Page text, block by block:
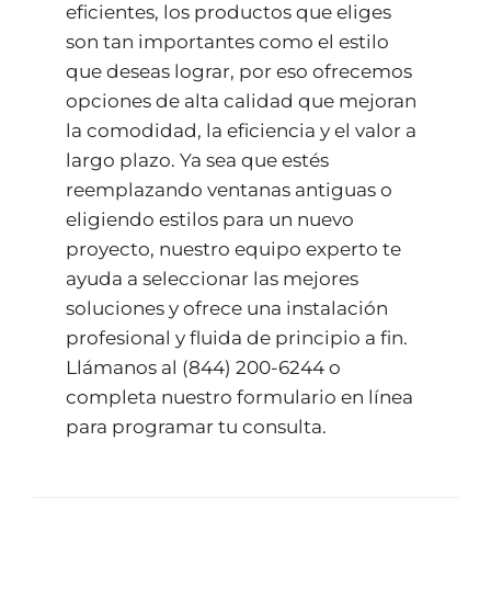
eficientes, los productos que eliges
son tan importantes como el estilo
que deseas lograr, por eso ofrecemos
opciones de alta calidad que mejoran
la comodidad, la eficiencia y el valor a
largo plazo. Ya sea que estés
reemplazando ventanas antiguas o
eligiendo estilos para un nuevo
proyecto, nuestro equipo experto te
ayuda a seleccionar las mejores
soluciones y ofrece una instalación
profesional y fluida de principio a fin.
Llámanos al (844) 200-6244o
completa nuestro formulario en línea
para programar tu consulta.